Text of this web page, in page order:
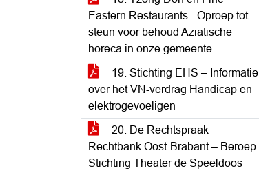
Eastern Restaurants - Oproep tot
steun voor behoud Aziatische
horeca in onze gemeente
19. Stichting EHS – Informatie
over het VN-verdrag Handicap en
elektrogevoeligen
20. De Rechtspraak
Rechtbank Oost-Brabant – Beroep
Stichting Theater de Speeldoos